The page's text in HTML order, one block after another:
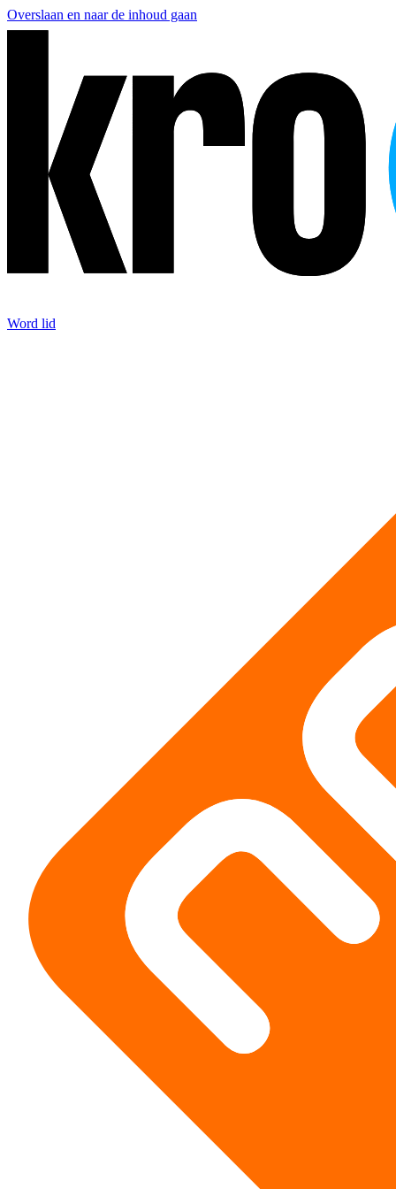
Overslaan en naar de inhoud gaan
Word lid